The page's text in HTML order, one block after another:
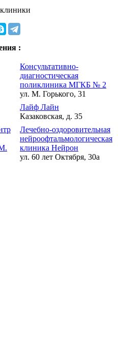
:
Консультативно-
диагностическая
поликлиника МГКБ № 2
ул. М. Горького, 31
Лайф Лайн
Казаковская, д. 35
Лечебно-оздоровительная
нейроофтальмологическая
клиника Нейрон
ул. 60 лет Октября, 30а